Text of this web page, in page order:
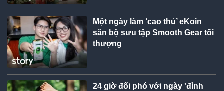
Một ngày làm ‘cao thủ’ eKoin
săn bộ sưu tập Smooth Gear tối
thượng
24 giờ đối phó với ngày 'đỉnh